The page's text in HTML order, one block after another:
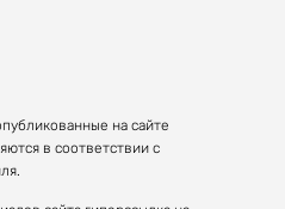
каббалисты
состояния
каббалы
музыка
в современном мире
евреи
сегодня
на сайте
в соответствии с